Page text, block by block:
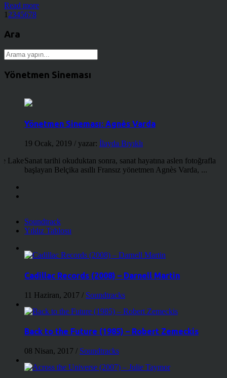
Read more
1 2345678
Ara
Yönetmen Sineması
Lake
Yönetmen Sineması: Agnès Varda
19 Ocak, 2019 / yazar: İlayda Bıyıklı
Sanat tarihi okuduktan sonra, sanat hayatına aslen fotoğrafla
başlayan Belçika asıllı Fransız yönetmen Agnès Varda, ...
Soundtrack
Yıldız Tablosu
Cadillac Records (2008) – Darnell Martin
11 Haziran, 2017 / Soundtracks
Back to the Future (1985) – Robert Zemeckis
08 Nisan, 2017 / Soundtracks